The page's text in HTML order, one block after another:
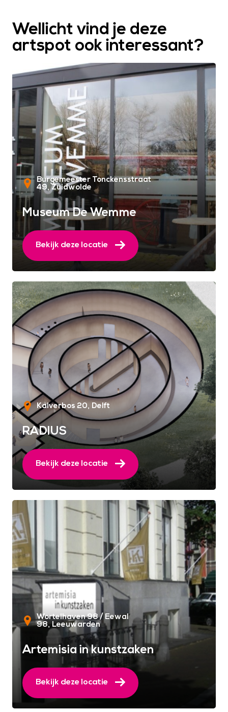
Wellicht vind je deze
artspot ook interessant?
Burgemeester Tonckensstraat
49 Zuidwolde
Museum De Wemme
Bekijk deze locatie
Kalverbos 20 Delft
RADIUS
Bekijk deze locatie
Wortelhaven 98 / Eewal
98 Leeuwarden
Artemisia in kunstzaken
Bekijk deze locatie